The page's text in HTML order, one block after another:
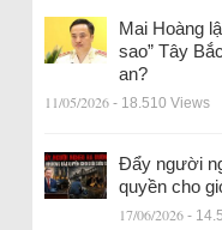
Mai Hoàng
sao” Tây
an?
11/05/2026 - 18.510 Views
Đẩy người
quyền cho
17/06/2026 -